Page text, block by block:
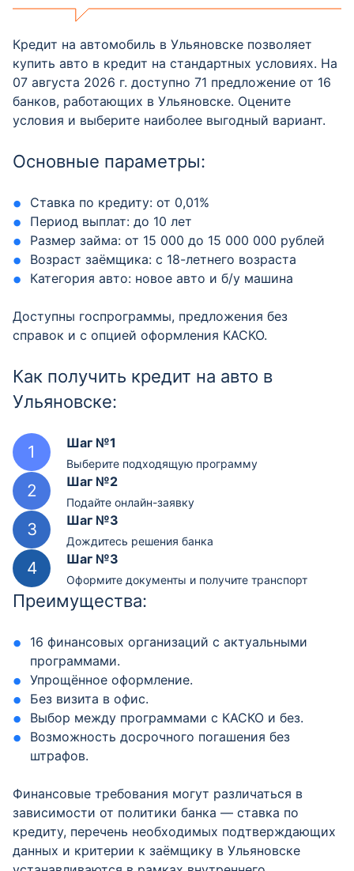
Кредит на автомобиль в Ульяновске позволяет
купить авто в кредит на стандартных условиях. На
07 августа 2026 г. доступно 71 предложение от 16
банков, работающих в Ульяновске. Оцените
условия и выберите наиболее выгодный вариант.
Основные параметры:
Ставка по кредиту: от 0,01%
Период выплат: до 10 лет
Размер займа: от 15 000 до 15 000 000 рублей
Возраст заёмщика: с 18-летнего возраста
Категория авто: новое авто и б/у машина
Доступны госпрограммы, предложения без
справок и с опцией оформления КАСКО.
Как получить кредит на авто в
Ульяновске:
Шаг №1
Выберите подходящую программу
Шаг №2
Подайте онлайн-заявку
Шаг №3
Дождитесь решения банка
Шаг №3
Оформите документы и получите транспорт
Преимущества:
16 финансовых организаций с актуальными
программами.
Упрощённое оформление.
Без визита в офис.
Выбор между программами с КАСКО и без.
Возможность досрочного погашения без
штрафов.
Финансовые требования могут различаться в
зависимости от политики банка — ставка по
кредиту, перечень необходимых подтверждающих
данных и критерии к заёмщику в Ульяновске